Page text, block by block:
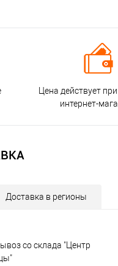
Цена действует
интернет-
Доставка в регионы
со склада "Центр